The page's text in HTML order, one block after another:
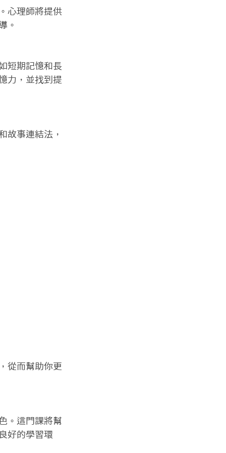
心理師將提供
。
短期記憶和長
力，並找到提
故事連結法，
從而幫助你更
。這門課將幫
好的學習環